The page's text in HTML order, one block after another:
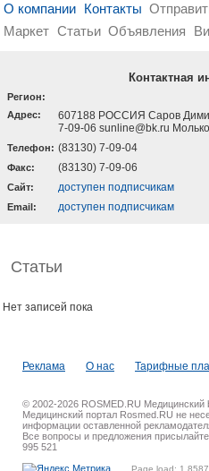
О компании Контакты
Маркет Статьи Объявления
Контактная
Регион:
Адрес:
607188 РОССИЯ Саров
7-09-06 sunline@bk.ru
Телефон: (83130) 7-09-04
Факс: (83130) 7-09-06
Cайт: доступен подписчикам
Email: доступен подписчикам
Статьи
Нет записей пока
Реклама О нас Тарифные
© 2002-2026 ROSMED.RU Медицинский
Медицинский портал Rosmed.RU не
информации оставленной
Все вопросы и предложения
995 521
Page load: